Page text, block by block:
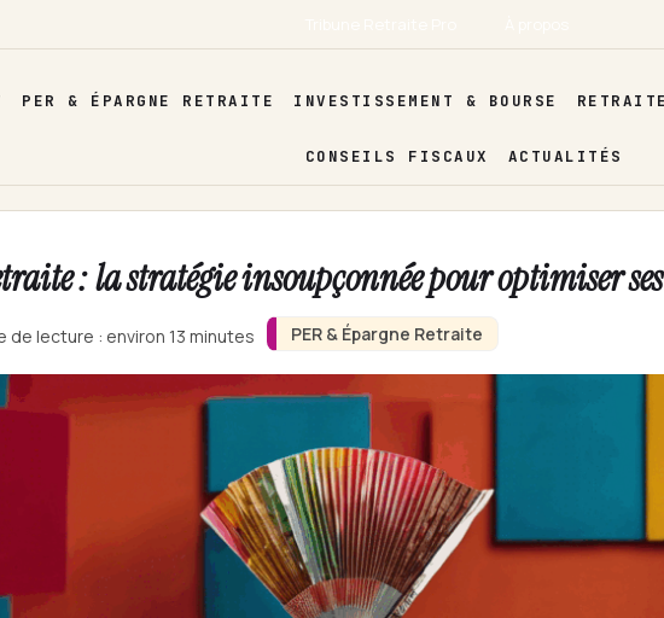
PER & ÉPARGNE RETRAITE INVESTISSEMENT & BOURSE
CONSEILS FISCAUX ACTUALITÉS
PER & Épargne Retraite
: la stratégie insoupçonnée pour optimiser
de lecture : environ 13 minutes